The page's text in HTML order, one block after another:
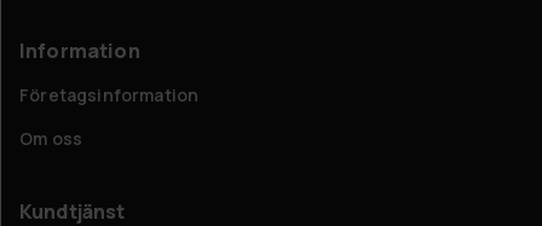
Information
Företagsinformation
Om oss
Kundtjänst